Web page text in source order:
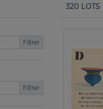
Filtrer
Filtrer
320 LOTS